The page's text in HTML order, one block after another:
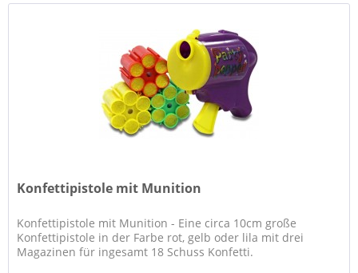
Konfettipistole mit Munition
Konfettipistole mit Munition - Eine circa 10cm große
Konfettipistole in der Farbe rot, gelb oder lila mit drei
Magazinen für ingesamt 18 Schuss Konfetti.